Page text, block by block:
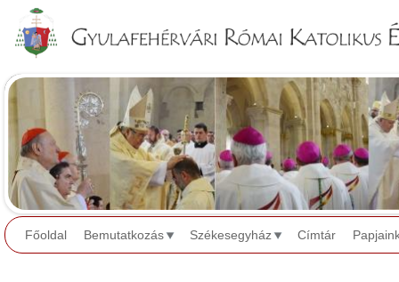
Főoldal Bemutatkozás Székesegyház Címtár